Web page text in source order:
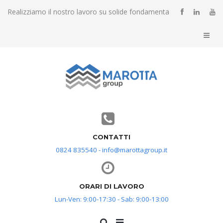
Realizziamo il nostro lavoro su solide fondamenta
CONTATTI
0824 835540 - info@marottagroup.it
ORARI DI LAVORO
Lun-Ven: 9:00-17:30 - Sab: 9:00-13:00